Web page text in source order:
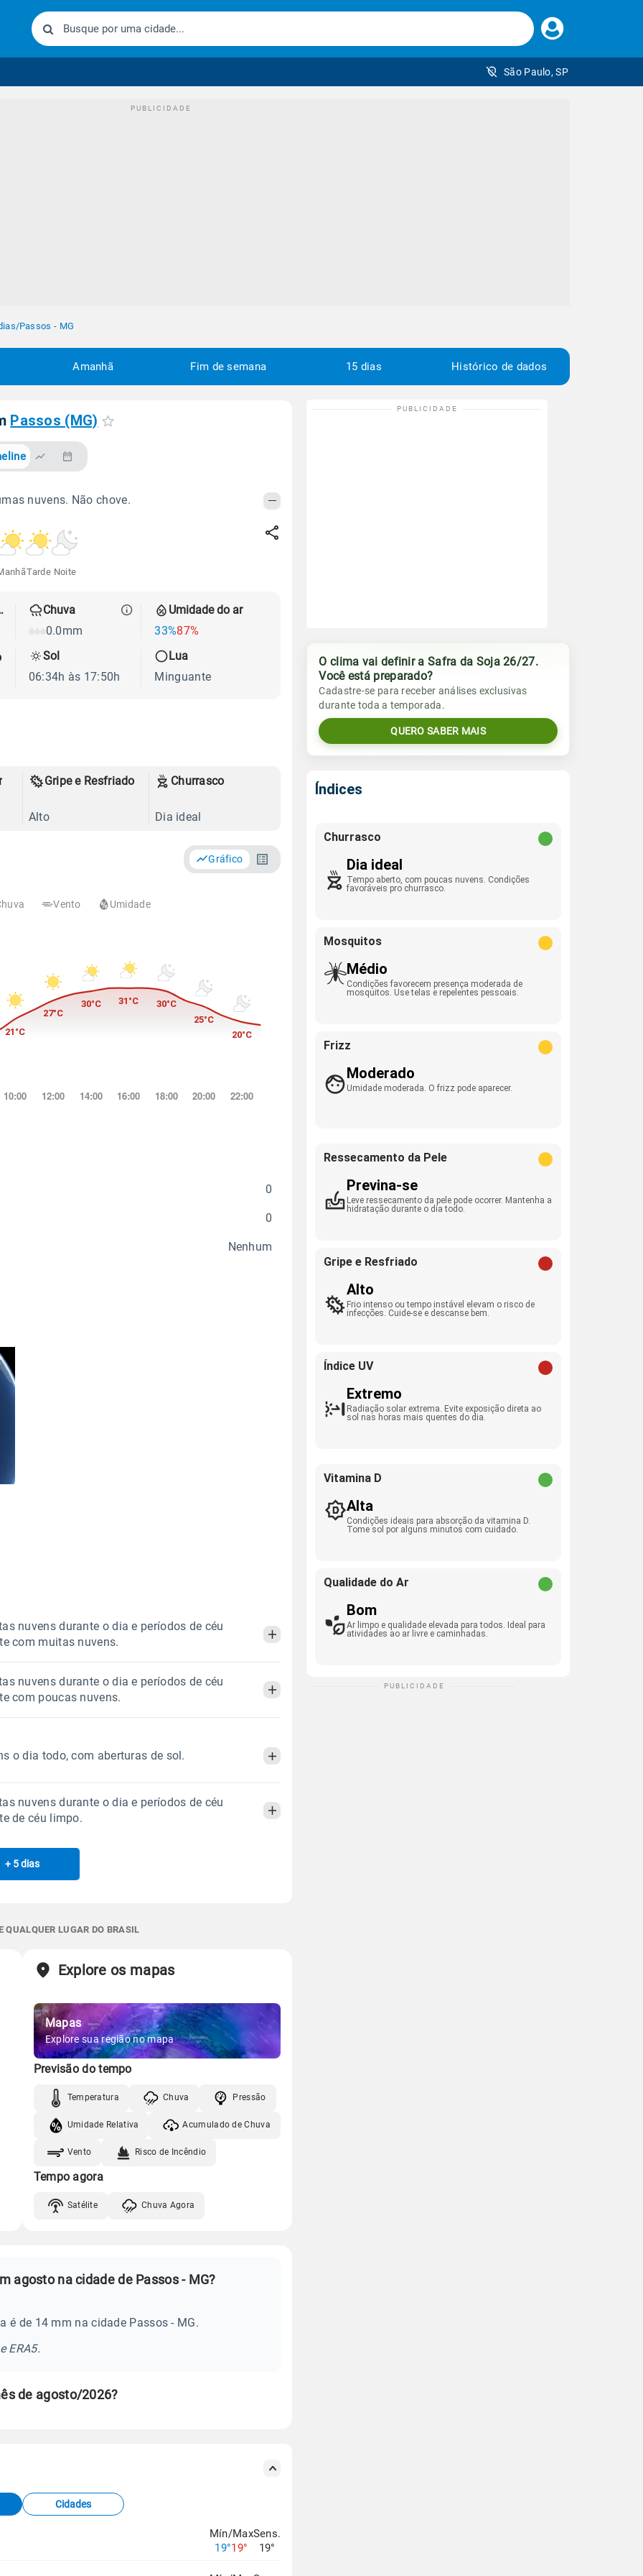
Faça
seu
São Paulo, SP
/Passos - MG
Amanhã Fim de semana 15 dias Histórico de dados
Passos (MG)
nuvens. Não chove.
Tarde Noite
Chuva
0.0mm
Umidade do ar
33%87%
Sol
06:34h às 17:50h
Lua
Minguante
Gripe e Resfriado
Alto
Churrasco
Dia ideal
Gráfico
Vento Umidade
0
0
Nenhum
nuvens durante o dia e períodos de céu
com muitas nuvens.
0.0mm
29%77%
06:33h às 17:50h
Minguante
nuvens durante o dia e períodos de céu
com poucas nuvens.
Chuva
0.0mm
Umidade do ar
29%73%
06:32h às 17:51h
o dia todo, com aberturas de sol.
Tarde Noite
Chuva
Vento Umidade
nuvens durante o dia e períodos de céu
de céu limpo.
ManhãTarde
0.0mm
06:31h às 17:51h
Nova
Gráfico
Vento Umidade
+ 5 dias
QUALQUER LUGAR DO BRASIL
Explore os mapas
Mapas
Explore sua região no mapa
Previsão do tempo
Temperatura Chuva Pressão
Umidade Relativa Acumulado de Chuva
Vento Risco de Incêndio
Tempo agora
Satélite Chuva Agora
agosto na cidade de Passos - MG?
é de 14 mm na cidade Passos - MG.
ERA5.
de agosto/2026?
Cidades
Mín/Max
19°19°
Sens.
19°
O clima vai definir a Safra da Soja 26/27.
Você está preparado?
Cadastre-se para receber análises exclusivas
durante toda a temporada.
QUERO SABER MAIS
Índices
Churrasco
Dia ideal
Tempo aberto, com poucas nuvens. Condições
favoráveis pro churrasco.
Mosquitos
Médio
Condições favorecem presença moderada de
mosquitos. Use telas e repelentes pessoais.
Frizz
Moderado
Umidade moderada. O frizz pode aparecer.
Ressecamento da Pele
Previna-se
Leve ressecamento da pele pode ocorrer. Mantenha a
hidratação durante o dia todo.
Gripe e Resfriado
Alto
Frio intenso ou tempo instável elevam o risco de
infecções. Cuide-se e descanse bem.
Índice UV
Extremo
Radiação solar extrema. Evite exposição direta ao
sol nas horas mais quentes do dia.
Vitamina D
Alta
Condições ideais para absorção da vitamina D.
Tome sol por alguns minutos com cuidado.
Qualidade do Ar
Bom
Ar limpo e qualidade elevada para todos. Ideal para
atividades ao ar livre e caminhadas.